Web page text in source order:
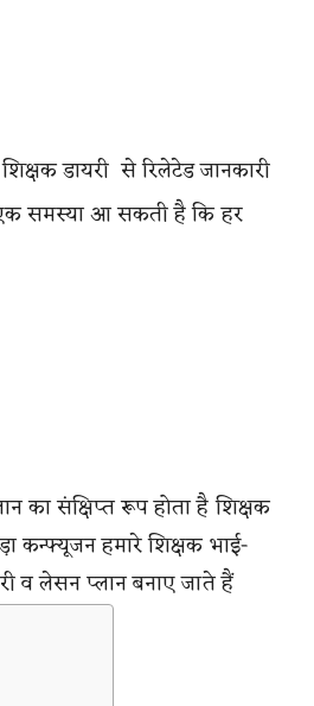
डायरी से रिलेटेड जानकारी
एक समस्या आ सकती है कि हर
का संक्षिप्त रूप होता है शिक्षक
कन्फ्यूजन हमारे शिक्षक भाई-
व लेसन प्लान बनाए जाते हैं